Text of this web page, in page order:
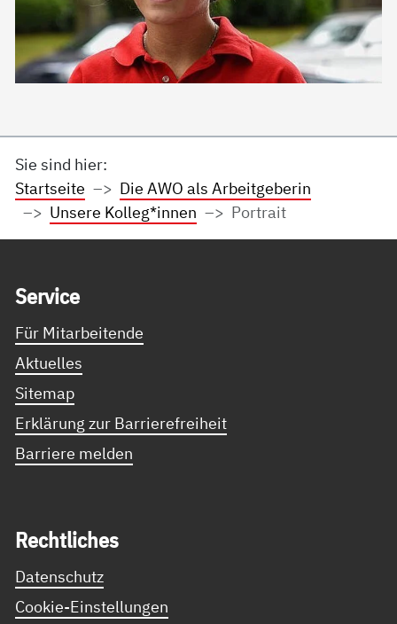
Sie sind hier:
Startseite
Die AWO als Arbeitgeberin
Unsere Kolleg*innen
Portrait
Ser­vice
Für Mitarbeitende
Aktuelles
Sitemap
Erklärung zur Barrierefreiheit
Barriere melden
Recht­li­ches
Datenschutz
Cookie-Einstellungen